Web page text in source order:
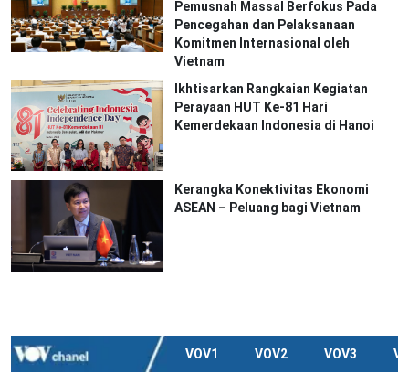
Pemusnah Massal Berfokus Pada
Pencegahan dan Pelaksanaan
Komitmen Internasional oleh
Vietnam
Ikhtisarkan Rangkaian Kegiatan
Perayaan HUT Ke-81 Hari
Kemerdekaan Indonesia di Hanoi
Kerangka Konektivitas Ekonomi
ASEAN – Peluang bagi Vietnam
VOV1 VOV2 VOV3